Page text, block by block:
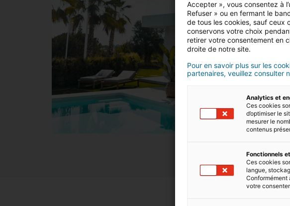
Accepter », vous consentez à
Refuser » ou en fermant le
de tous les cookies, sauf ceux
conservons votre choix
retirer votre consentement en
droite de notre site.
Pour en savoir plus sur les
partenaires, veuillez consulter
Analytics et
Ces cookies
d’optimiser le
mesurer le
contenus
Fonctionnels
Ces cookies
langue,
Conformément
votre